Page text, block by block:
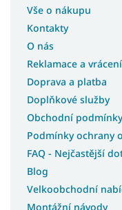
Vše o nákupu
Kontakty
O nás
Reklamace a
Doprava a platba
Doplňkové služby
Obchodní podmínky
Podmínky ochrany
FAQ - Nejčastější
Blog
Velkoobchodní
Montážní návody